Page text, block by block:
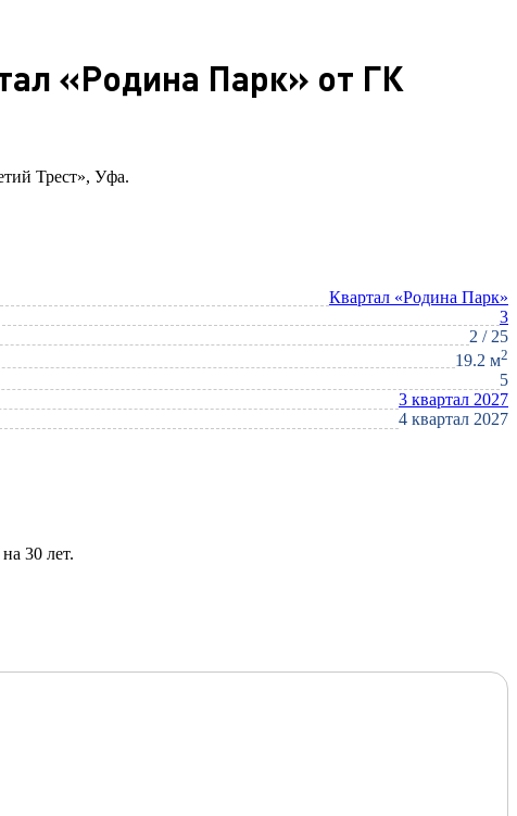
«Родина Парк» от ГК
Трест», Уфа.
Квартал «Родина Парк»
3
2 / 25
19.2 м2
5
3 квартал 2027
4 квартал 2027
30 лет.